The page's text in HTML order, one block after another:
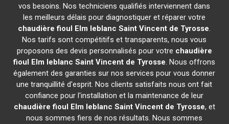
vos besoins. Nos techniciens qualifiés interviennent dans
les meilleurs délais pour diagnostiquer et réparer votre
chaudière fioul Elm leblanc Saint Vincent de Tyrosse.
Nos tarifs sont compétitifs et transparents, nous vous
proposons des devis personnalisés pour votre chaudière
fioul Elm leblanc Saint Vincent de Tyrosse. Nous offrons
également des garanties sur nos services pour vous donner
une tranquillité d'esprit. Nos clients satisfaits nous ont fait
confiance pour l'installation et la maintenance de leur
chaudière fioul Elm leblanc Saint Vincent de Tyrosse, et
nous sommes fiers de nos résultats. Nous sommes